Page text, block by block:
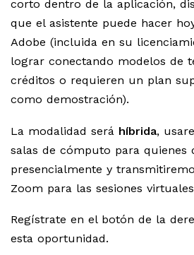
corto dentro de la aplicación,
que el asistente puede hacer
Adobe (incluida en su
lograr conectando modelos de
créditos o requieren un plan
como demostración).
La modalidad será híbrida,
salas de cómputo para quienes
presencialmente y
Zoom para las sesiones
Regístrate en el botón de la
esta oportunidad.